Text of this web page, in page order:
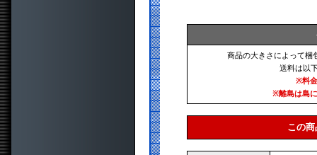
商品の大きさによって梱
送料は以
※料
※離島は島
この